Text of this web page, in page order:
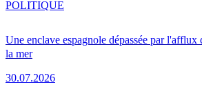
Une enclave espagnole dépassée par
la mer
30.07.2026
POLITIQUE